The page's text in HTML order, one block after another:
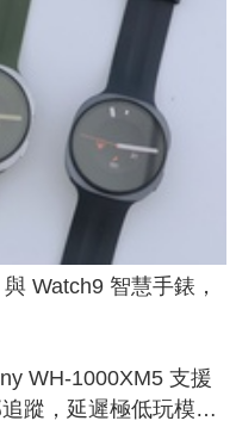
Watch9 智慧手錶，
WH-1000XM5 支援
蹤，延遲極低玩模擬